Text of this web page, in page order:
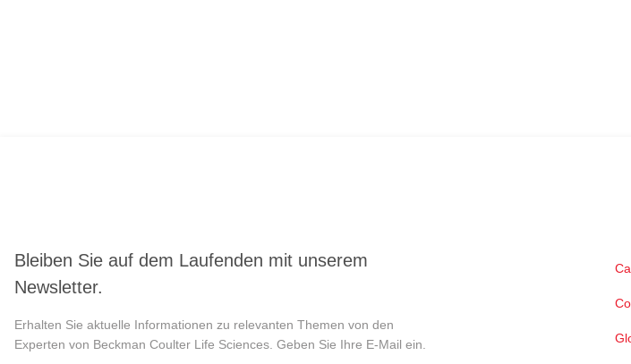
Bleiben Sie auf dem Laufenden mit unserem
Newsletter.
Erhalten Sie aktuelle Informationen zu relevanten Themen von den
Experten von Beckman Coulter Life Sciences. Geben Sie Ihre E-Mail ein.